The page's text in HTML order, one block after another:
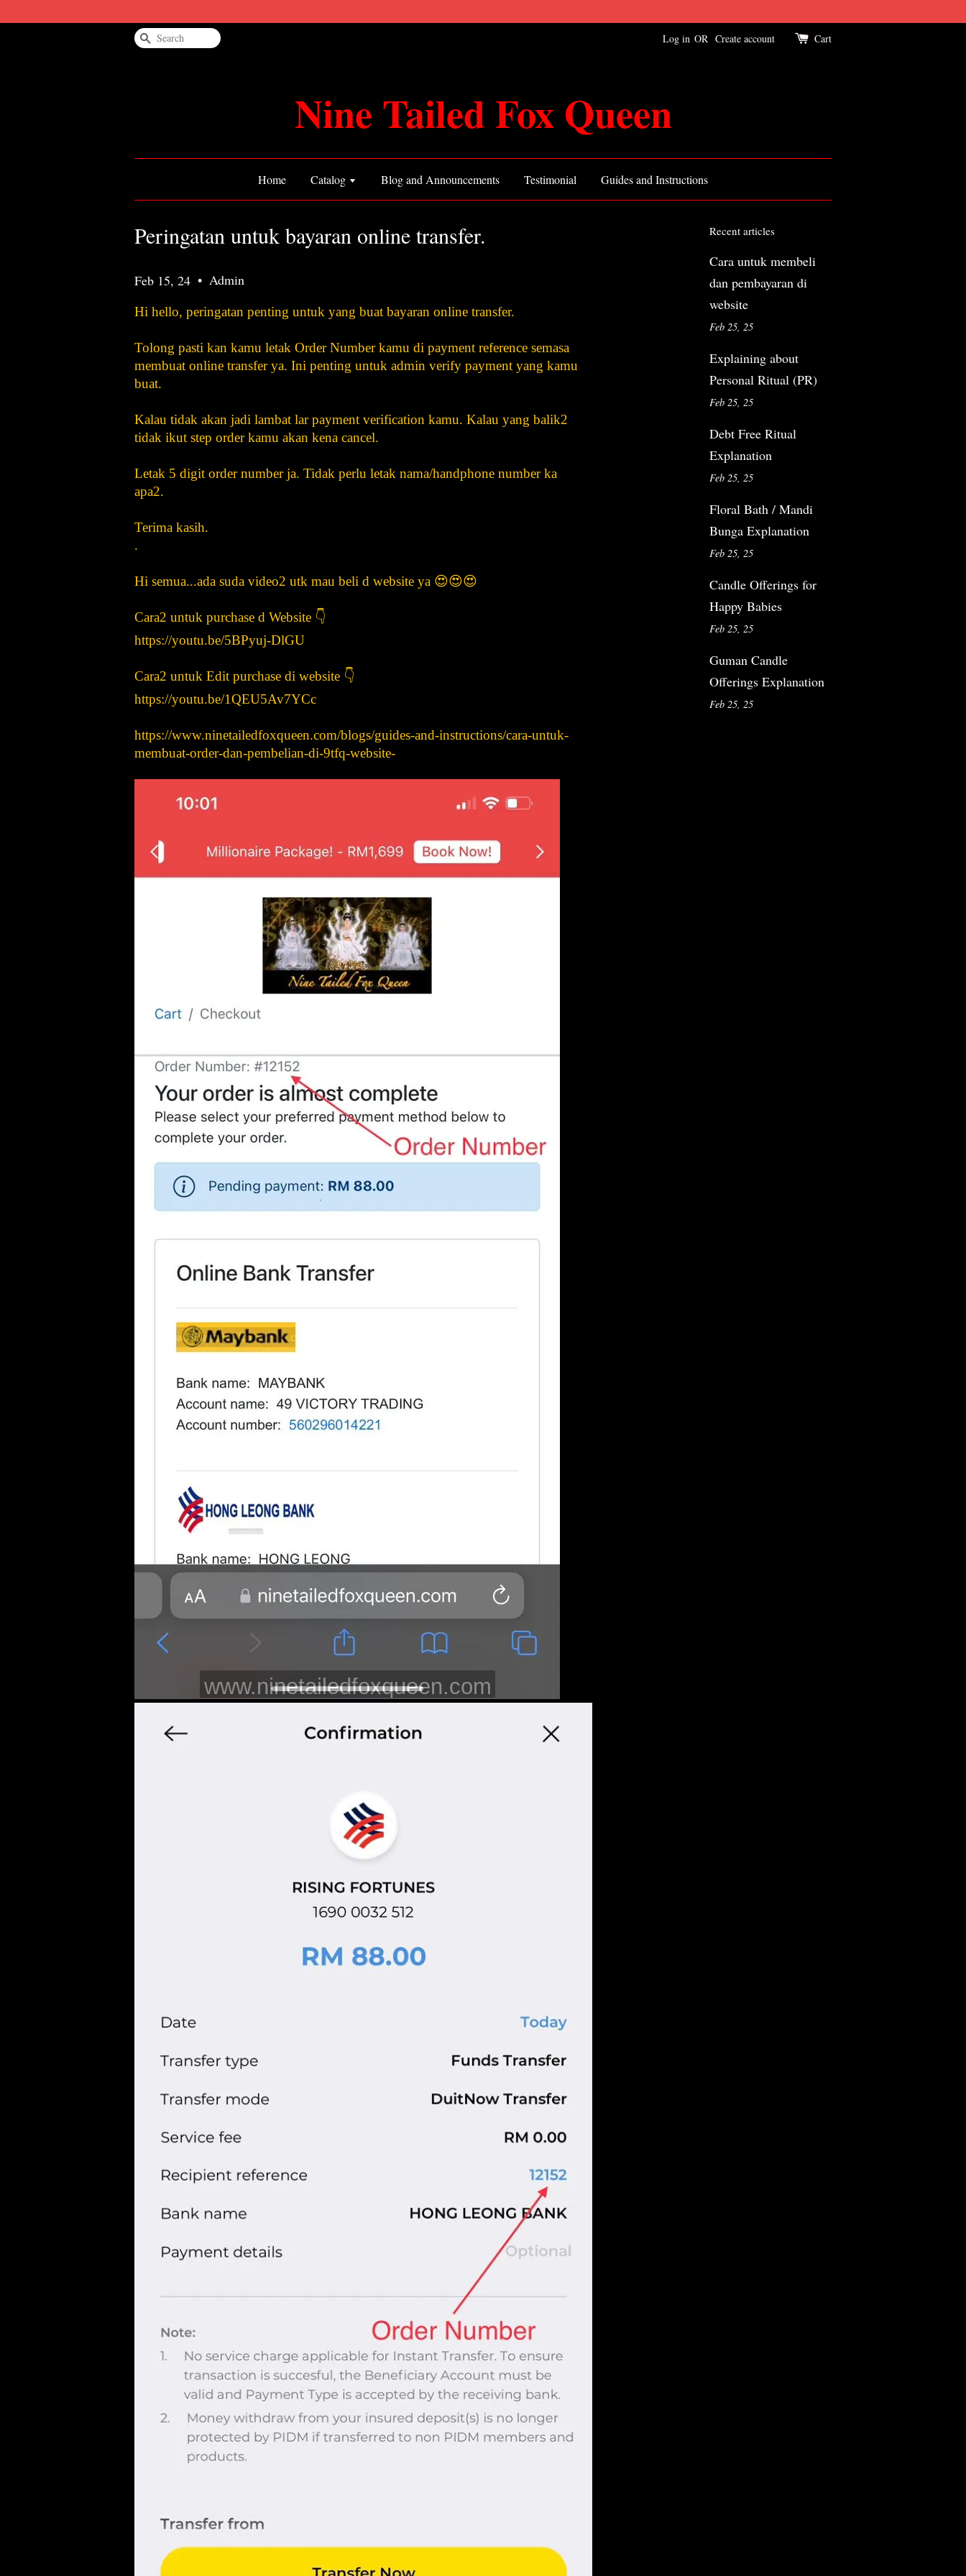
Search Log in OR Create account Cart
Nine Tailed Fox Queen
Home Catalog Blog and Announcements Testimonial Guides and Instructions
Peringatan untuk bayaran online transfer.
Feb 15, 24 • Admin
Hi hello, peringatan penting untuk yang buat bayaran online transfer.
Tolong pasti kan kamu letak Order Number kamu di payment reference semasa
membuat online transfer ya. Ini penting untuk admin verify payment yang kamu
buat.
Kalau tidak akan jadi lambat lar payment verification kamu. Kalau yang balik2
tidak ikut step order kamu akan kena cancel.
Letak 5 digit order number ja. Tidak perlu letak nama/handphone number ka
apa2.
Terima kasih.
.
Hi semua...ada suda video2 utk mau beli d website ya 😍😍😍
Cara2 untuk purchase d Website 👇
https://youtu.be/5BPyuj-DlGU
Cara2 untuk Edit purchase di website 👇
https://youtu.be/1QEU5Av7YCc
https://www.ninetailedfoxqueen.com/blogs/guides-and-instructions/cara-untuk-
membuat-order-dan-pembelian-di-9tfq-website-
Recent articles
Cara untuk membeli
dan pembayaran di
website
Feb 25, 25
Explaining about
Personal Ritual (PR)
Feb 25, 25
Debt Free Ritual
Explanation
Feb 25, 25
Floral Bath / Mandi
Bunga Explanation
Feb 25, 25
Candle Offerings for
Happy Babies
Feb 25, 25
Guman Candle
Offerings Explanation
Feb 25, 25